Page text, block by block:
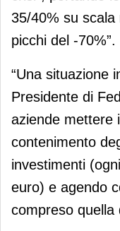
35/40% su scala
picchi del -70%”.
“Una situazione
Presidente di
aziende mettere
contenimento
investimenti
euro) e agendo
compreso quella